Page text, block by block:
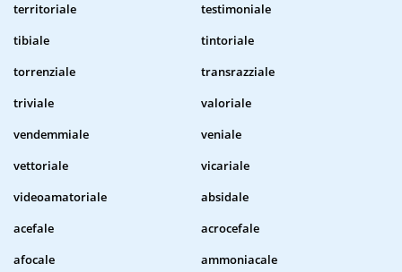
territoriale
testimoniale
tibiale
tintoriale
torrenziale
transrazziale
triviale
valoriale
vendemmiale
veniale
vettoriale
vicariale
videoamatoriale
absidale
acefale
acrocefale
afocale
ammoniacale